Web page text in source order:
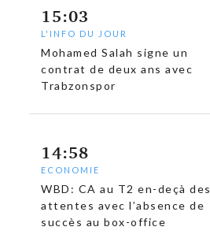
15:03
L'INFO DU JOUR
Mohamed Salah signe un
contrat de deux ans avec
Trabzonspor
14:58
ECONOMIE
WBD: CA au T2 en-deçà des
attentes avec l’absence de
succès au box-office